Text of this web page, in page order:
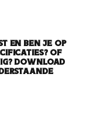
en ben je op
Of
Download